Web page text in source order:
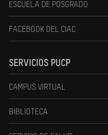
ESCUELA DE POSGRADO
FACEBOOK DEL CIAC
SERVICIOS PUCP
CAMPUS VIRTUAL
BIBLIOTECA